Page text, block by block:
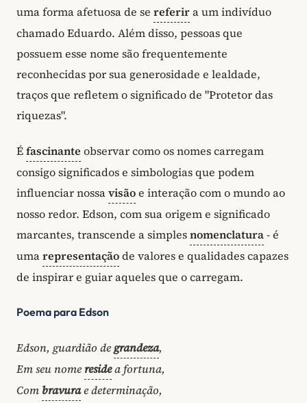
uma forma afetuosa de se referira um indivíduo
chamado Eduardo. Além disso, pessoas que
possuem esse nome são frequentemente
reconhecidas por sua generosidade e lealdade,
traços que refletem o significado de "Protetor das
riquezas".
Éfascinante observar como os nomes carregam
consigo significados e simbologias que podem
influenciar nossavisãoe interação com o mundo ao
nosso redor. Edson, com sua origem e significado
marcantes, transcende a simplesnomenclatura- é
umarepresentaçãode valores e qualidades capazes
de inspirar e guiar aqueles que o carregam.
Poema para Edson
Edson, guardião degrandeza,
Em seu nome residea fortuna,
Com bravurae determinação,